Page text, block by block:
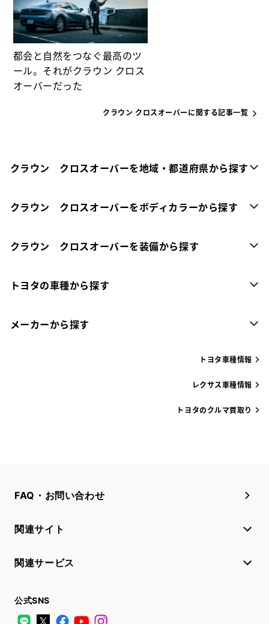
都会と自然をつなぐ最高のツ
ール。それがクラウン クロス
オーバーだった
クラウン クロスオーバーに関する記事一覧
クラウン クロスオーバーを地域・都道府県から探す
クラウン クロスオーバーをボディカラーから探す
クラウン クロスオーバーを装備から探す
トヨタの車種から探す
メーカーから探す
トヨタ車種情報
レクサス車種情報
トヨタのクルマ買取り
FAQ・お問い合わせ
関連サイト
関連サービス
公式SNS
LINE
X FacebookYouTube